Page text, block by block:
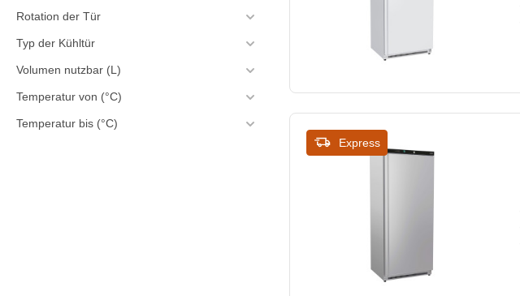
740
744
Rotation der Tür
Typ der Kühltür
Volumen nutzbar (L)
Temperatur von (°C)
Temperatur bis (°C)
Express